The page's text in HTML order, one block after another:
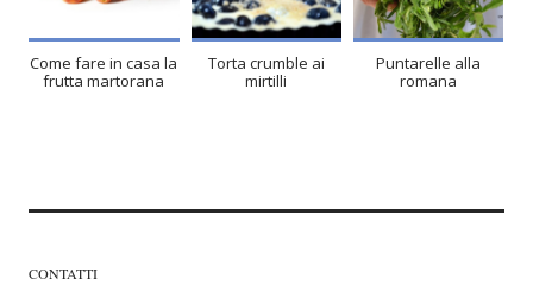
Come fare in casa la
frutta martorana
Torta crumble ai
mirtilli
Puntarelle alla
romana
CONTATTI